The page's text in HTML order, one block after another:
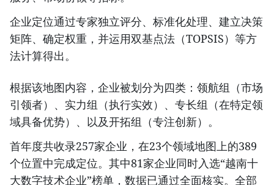
企业定位通过专家独立评分、标准化处理、建立决策
矩阵、确定权重，并运用双基点法（TOPSIS）等方
法计算得出。
根据该地图内容，企业被划分为四类：领航组（市场
引领者）、实力组（执行实效）、专长组（在特定领
域具备优势）、以及开拓组（专注创新）。
首年度共收录257家企业，在23个领域地图上的389
个位置中完成定位。其中81家企业同时入选“越南十
大数字技术企业”榜单，数据已通过全面核实。全部